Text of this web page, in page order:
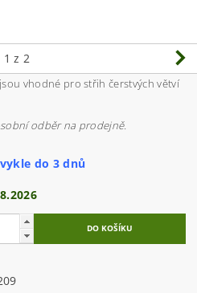
1 z 2
vhodné pro střih čerstvých větví
odběr na prodejně.
do 3 dnů